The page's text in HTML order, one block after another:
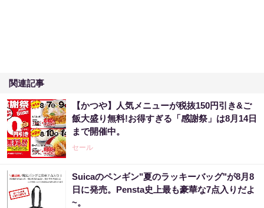
関連記事
【かつや】人気メニューが税抜150円引き&ご
飯大盛り無料!お得すぎる「感謝祭」は8月14日
まで開催中。
セール
Suicaのペンギン"夏のラッキーバッグ"が8月8
日に発売。Pensta史上最も豪華な7点入りだよ
~。